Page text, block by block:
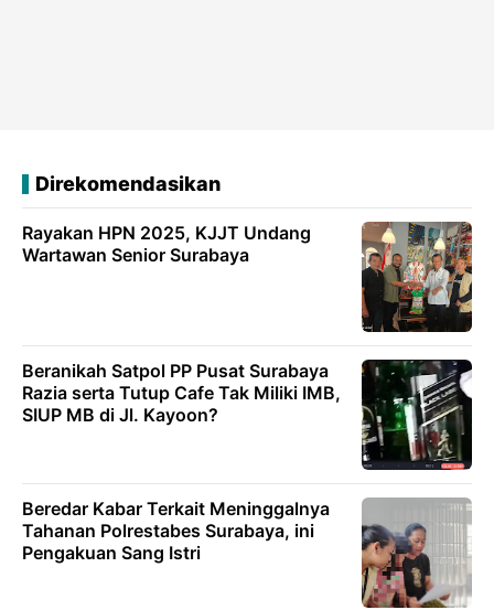
Direkomendasikan
Rayakan HPN 2025, KJJT Undang
Wartawan Senior Surabaya
Beranikah Satpol PP Pusat Surabaya
Razia serta Tutup Cafe Tak Miliki IMB,
SIUP MB di Jl. Kayoon?
Beredar Kabar Terkait Meninggalnya
Tahanan Polrestabes Surabaya, ini
Pengakuan Sang Istri